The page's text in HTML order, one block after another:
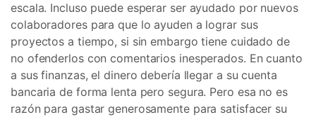
escala. Incluso puede esperar ser ayudado por nuevos
colaboradores para que lo ayuden a lograr sus
proyectos a tiempo, si sin embargo tiene cuidado de
no ofenderlos con comentarios inesperados. En cuanto
a sus finanzas, el dinero debería llegar a su cuenta
bancaria de forma lenta pero segura. Pero esa no es
razón para gastar generosamente para satisfacer su